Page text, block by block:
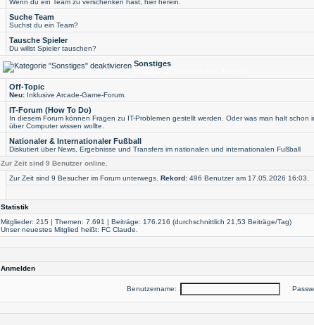
Wenn du ein Team zu verschenken hast, hier herein.
Suche Team
Suchst du ein Team?
Tausche Spieler
Du willst Spieler tauschen?
Sonstiges
Off-Topic
Neu: Inklusive Arcade-Game-Forum.
IT-Forum (How To Do)
In diesem Forum können Fragen zu IT-Problemen gestellt werden. Oder was man halt schon
über Computer wissen wollte.
Nationaler & Internationaler Fußball
Diskutiert über News, Ergebnisse und Transfers im nationalen und internationalen Fußball
Zur Zeit sind 9 Benutzer online.
Zur Zeit sind 9 Besucher im Forum unterwegs. Rekord: 496 Benutzer am 17.05.2026 16:03
Statistik
Mitglieder: 215 | Themen: 7.691 | Beiträge: 176.216 (durchschnittlich 21,53 Beiträge/Tag)
Unser neuestes Mitglied heißt: FC Claude
Anmelden
Benutzername: